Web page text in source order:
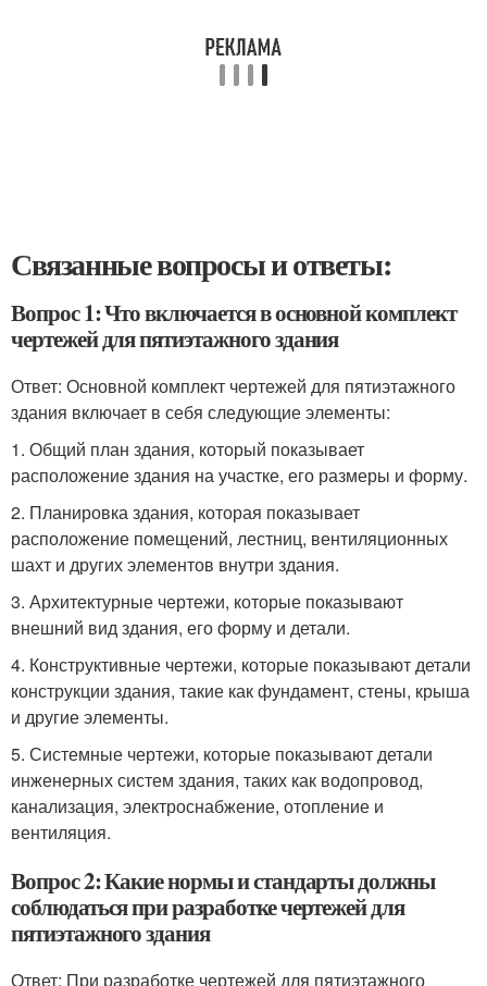
Связанные вопросы и ответы:
Вопрос 1: Что включается в основной комплект
чертежей для пятиэтажного здания
Ответ: Основной комплект чертежей для пятиэтажного
здания включает в себя следующие элементы:
1. Общий план здания, который показывает
расположение здания на участке, его размеры и форму.
2. Планировка здания, которая показывает
расположение помещений, лестниц, вентиляционных
шахт и других элементов внутри здания.
3. Архитектурные чертежи, которые показывают
внешний вид здания, его форму и детали.
4. Конструктивные чертежи, которые показывают детали
конструкции здания, такие как фундамент, стены, крыша
и другие элементы.
5. Системные чертежи, которые показывают детали
инженерных систем здания, таких как водопровод,
канализация, электроснабжение, отопление и
вентиляция.
Вопрос 2: Какие нормы и стандарты должны
соблюдаться при разработке чертежей для
пятиэтажного здания
Ответ: При разработке чертежей для пятиэтажного